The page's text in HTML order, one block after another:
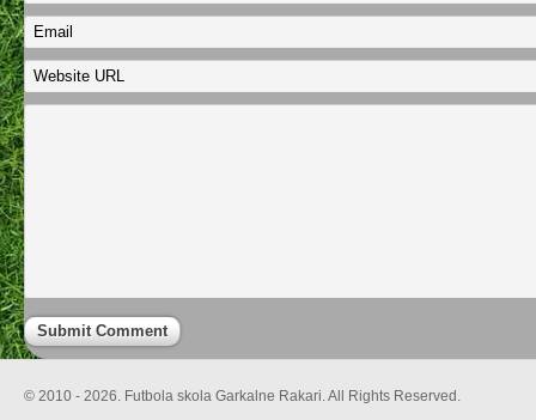
© 2010 - 2026. Futbola skola Garkalne Rakari. All Rights Reserved.